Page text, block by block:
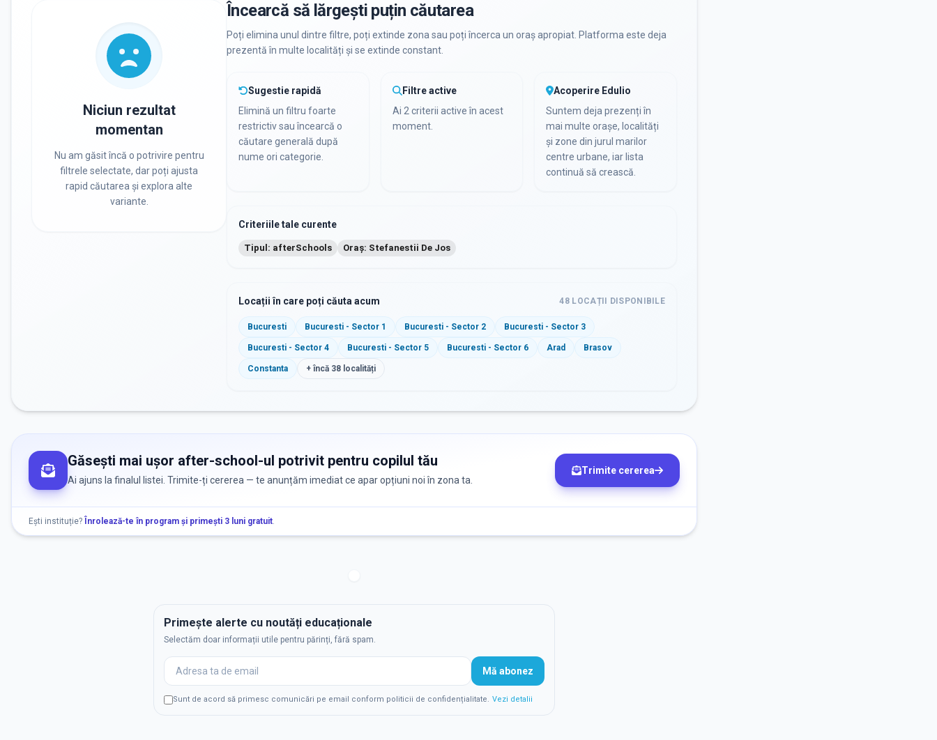
Niciun rezultat
momentan
Nu am găsit încă o potrivire pentru
filtrele selectate, dar poți ajusta
rapid căutarea și explora alte
variante.
Încearcă să lărgești puțin căutarea
Poți elimina unul dintre filtre, poți extinde zona sau poți încerca un oraș apropiat. Platforma este deja
prezentă în multe localități și se extinde constant.
Sugestie rapidă
Elimină un filtru foarte
restrictiv sau încearcă o
căutare generală după
nume ori categorie.
Filtre active
Ai 2 criterii active în acest
moment.
Acoperire Edulio
Suntem deja prezenți în
mai multe orașe, localități
și zone din jurul marilor
centre urbane, iar lista
continuă să crească.
Criteriile tale curente
Tipul: afterSchools Oraș: Stefanestii De Jos
Locații în care poți căuta acum 48 LOCAȚII DISPONIBILE
Bucuresti Bucuresti - Sector 1 Bucuresti - Sector 2 Bucuresti - Sector 3
Bucuresti - Sector 4 Bucuresti - Sector 5 Bucuresti - Sector 6 Arad Brasov
Constanta + încă 38 localități
Găsești mai ușor after-school-ul potrivit pentru copilul tău
Ai ajuns la finalul listei. Trimite-ți cererea — te anunțăm imediat ce apar opțiuni noi în zona ta.
Trimite cererea
Ești instituție? Înrolează-te în program și primești 3 luni gratuit.
Primește alerte cu noutăți educaționale
Selectăm doar informații utile pentru părinți, fără spam.
Mă abonez
Sunt de acord să primesc comunicări pe email conform politicii de confidențialitate. Vezi detalii